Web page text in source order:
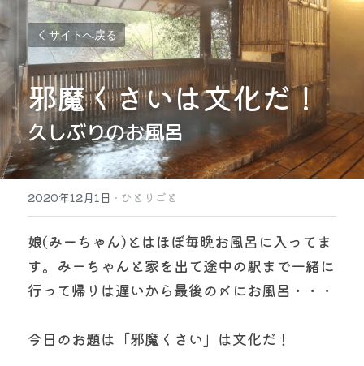
サイトへ戻る
邪魔くさいは文化だ！
久しぶりのお風呂
2020年12月1日 · ひとりごと
娘(みーちゃん)とはほぼ毎晩お風呂に入ってま
す。みーちゃんと家を出て途中の駅まで一緒に
行って帰りは遅いから最後の〆にお風呂・・・
今日のお題は「邪魔くさい」は文化だ！